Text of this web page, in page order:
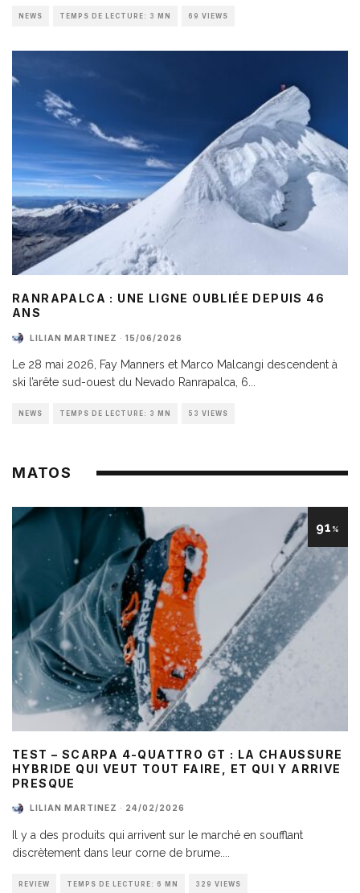
NEWS TEMPS DE LECTURE: 3 MN 69 VIEWS
RANRAPALCA : UNE LIGNE OUBLIÉE DEPUIS 46
ANS
LILIAN MARTINEZ · 15/06/2026
Le 28 mai 2026, Fay Manners et Marco Malcangi descendent à
ski l’arête sud-ouest du Nevado Ranrapalca, 6
NEWS TEMPS DE LECTURE: 3 MN 53 VIEWS
MATOS
91 %
TEST – SCARPA 4-QUATTRO GT : LA CHAUSSURE
HYBRIDE QUI VEUT TOUT FAIRE, ET QUI Y ARRIVE
PRESQUE
LILIAN MARTINEZ · 24/02/2026
Il y a des produits qui arrivent sur le marché en soufflant
discrètement dans leur corne de brume.
REVIEW TEMPS DE LECTURE: 6 MN 329 VIEWS